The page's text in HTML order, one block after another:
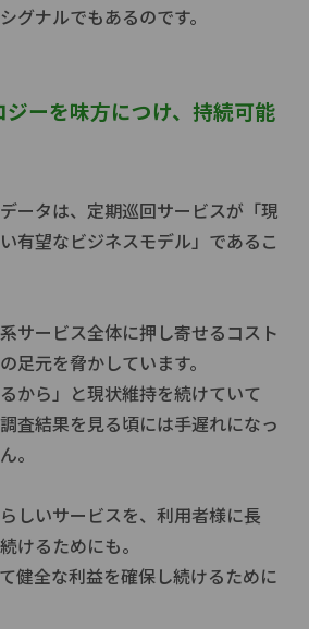
グナルでもあるのです。
ジーを味方につけ、持続可能
ータは、定期巡回サービスが「現
有望なビジネスモデル」であるこ
サービス全体に押し寄せるコスト
足元を脅かしています。
から」と現状維持を続けていて
査結果を見る頃には手遅れになっ
。
しいサービスを、利用者様に長
けるためにも。
健全な利益を確保し続けるために